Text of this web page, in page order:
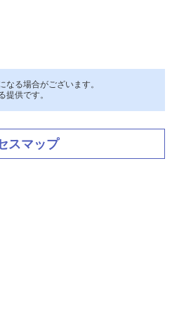
る場合がございます。
提供です。
スマップ